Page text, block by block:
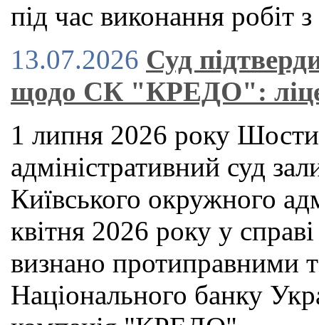
під час виконання робіт
13.07.2026 Суд
щодо СК "КРЕДО":
1 липня 2026 року
адміністративний суд
Київського окружного
квітня 2026 року у
визнано протиправними
Національного банку